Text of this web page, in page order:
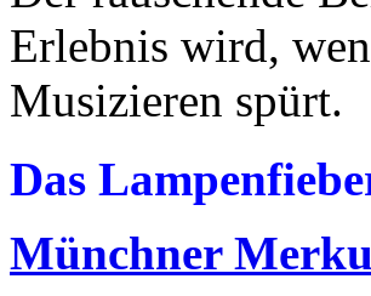
Erlebnis wird,
Musizieren spürt.
Das
Münchner